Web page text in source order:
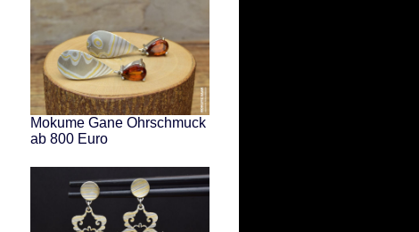
Mokume Gane Ohrschmuck
ab 800 Euro